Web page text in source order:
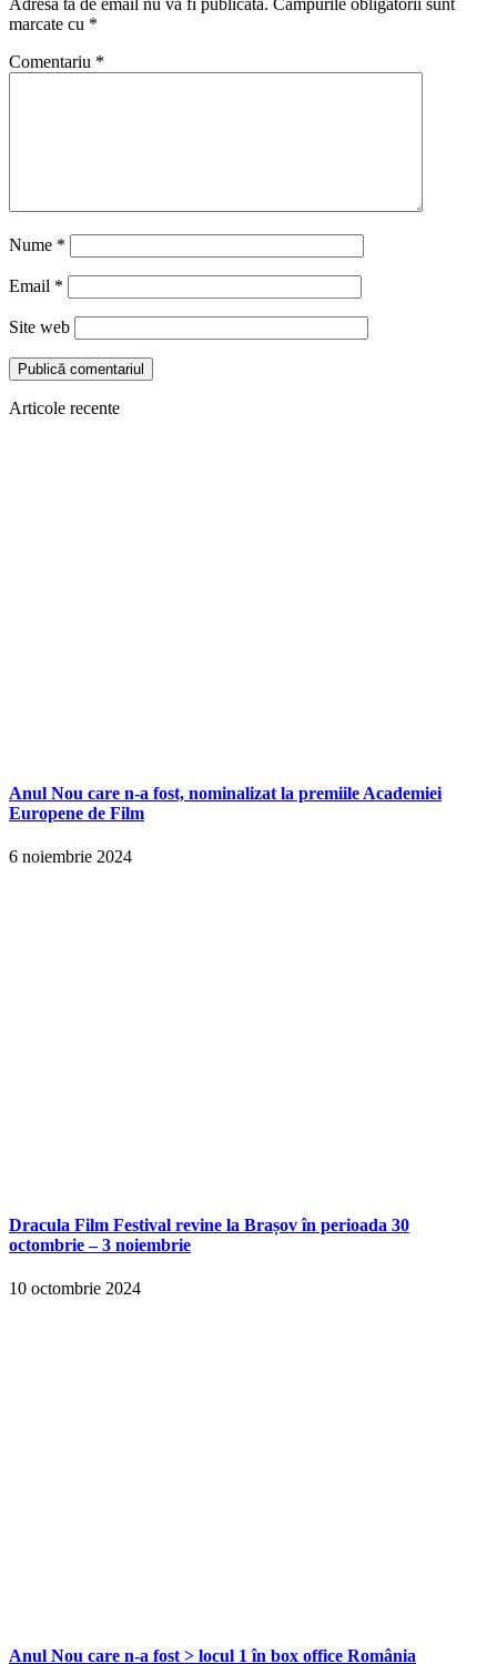
marcate cu *
Comentariu *
Nume *
Email *
Site web
Articole recente
Anul Nou care n-a fost, nominalizat la premiile Academiei
Europene de Film
6 noiembrie 2024
Dracula Film Festival revine la Brașov în perioada 30
octombrie – 3 noiembrie
10 octombrie 2024
Anul Nou care n-a fost > locul 1 în box office România